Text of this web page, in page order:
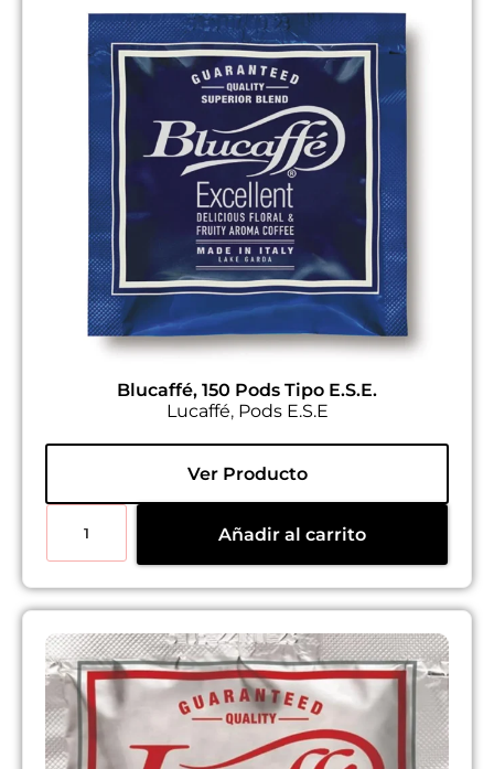
Blucaffé, 150 Pods Tipo E.S.E.
Lucaffé, Pods E.S.E
Ver Producto
Añadir al carrito